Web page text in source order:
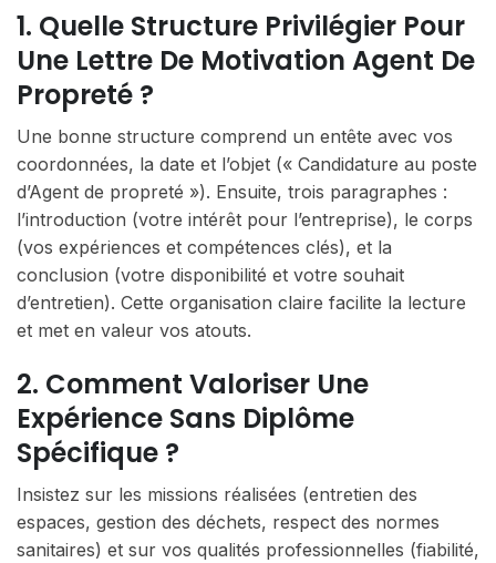
1. Quelle Structure Privilégier Pour
Une Lettre De Motivation Agent De
Propreté ?
Une bonne structure comprend un entête avec vos
coordonnées, la date et l’objet (« Candidature au poste
d’Agent de propreté »). Ensuite, trois paragraphes :
l’introduction (votre intérêt pour l’entreprise), le corps
(vos expériences et compétences clés), et la
conclusion (votre disponibilité et votre souhait
d’entretien). Cette organisation claire facilite la lecture
et met en valeur vos atouts.
2. Comment Valoriser Une
Expérience Sans Diplôme
Spécifique ?
Insistez sur les missions réalisées (entretien des
espaces, gestion des déchets, respect des normes
sanitaires) et sur vos qualités professionnelles (fiabilité,